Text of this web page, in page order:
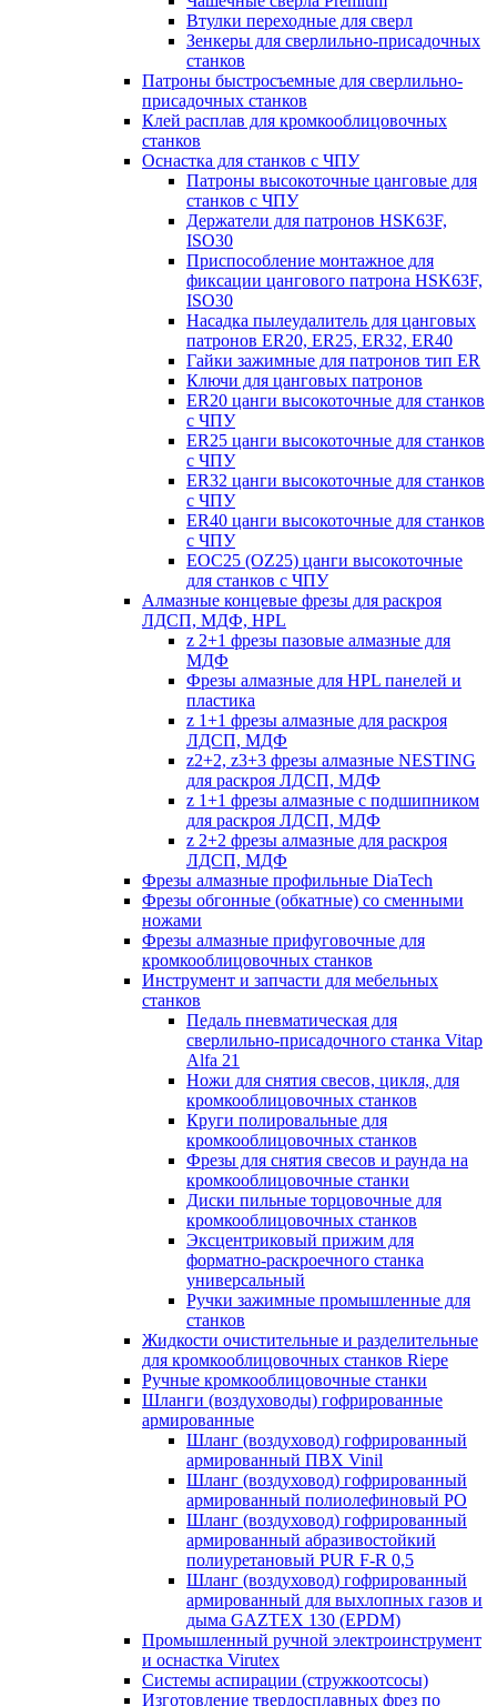
Втулки переходные для сверл
Зенкеры для сверлильно-присадочных
станков
Патроны быстросъемные для сверлильно-
присадочных станков
Клей расплав для кромкооблицовочных
станков
Оснастка для станков с ЧПУ
Патроны высокоточные цанговые для
станков с ЧПУ
Держатели для патронов HSK63F,
ISO30
Приспособление монтажное для
фиксации цангового патрона HSK63F,
ISO30
Насадка пылеудалитель для цанговых
патронов ER20, ER25, ER32, ER40
Гайки зажимные для патронов тип ER
Ключи для цанговых патронов
ER20 цанги высокоточные для станков
с ЧПУ
ER25 цанги высокоточные для станков
с ЧПУ
ER32 цанги высокоточные для станков
с ЧПУ
ER40 цанги высокоточные для станков
с ЧПУ
EOC25 (OZ25) цанги высокоточные
для станков с ЧПУ
Алмазные концевые фрезы для раскроя
ЛДСП, МДФ, HPL
z 2+1 фрезы пазовые алмазные для
МДФ
Фрезы алмазные для HPL панелей и
пластика
z 1+1 фрезы алмазные для раскроя
ЛДСП, МДФ
z2+2, z3+3 фрезы алмазные NESTING
для раскроя ЛДСП, МДФ
z 1+1 фрезы алмазные с подшипником
для раскроя ЛДСП, МДФ
z 2+2 фрезы алмазные для раскроя
ЛДСП, МДФ
Фрезы алмазные профильные DiaTech
Фрезы обгонные (обкатные) со сменными
ножами
Фрезы алмазные прифуговочные для
кромкооблицовочных станков
Инструмент и запчасти для мебельных
станков
Педаль пневматическая для
сверлильно-присадочного станка Vitap
Alfa 21
Ножи для снятия свесов, цикля, для
кромкооблицовочных станков
Круги полировальные для
кромкооблицовочных станков
Фрезы для снятия свесов и раунда на
кромкооблицовочные станки
Диски пильные торцовочные для
кромкооблицовочных станков
Эксцентриковый прижим для
форматно-раскроечного станка
универсальный
Ручки зажимные промышленные для
станков
Жидкости очистительные и разделительные
для кромкооблицовочных станков Riepe
Ручные кромкооблицовочные станки
Шланги (воздуховоды) гофрированные
армированные
Шланг (воздуховод) гофрированный
армированный ПВХ Vinil
Шланг (воздуховод) гофрированный
армированный полиолефиновый PO
Шланг (воздуховод) гофрированный
армированный абразивостойкий
полиуретановый PUR F-R 0,5
Шланг (воздуховод) гофрированный
армированный для выхлопных газов и
дыма GAZTEX 130 (EPDM)
Промышленный ручной электроинструмент
и оснастка Virutex
Системы аспирации (стружкоотсосы)
Изготовление твердосплавных фрез по